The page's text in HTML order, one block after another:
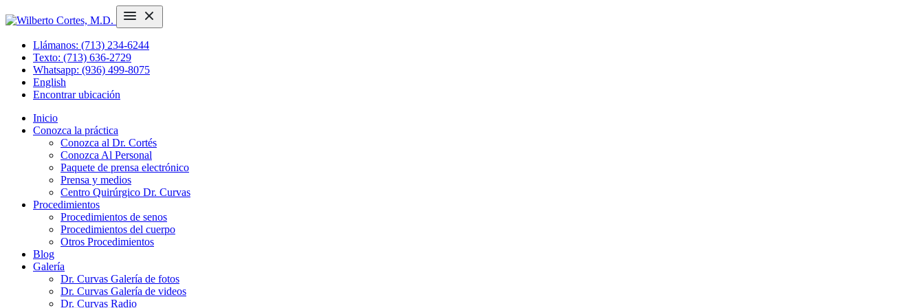
Llámanos: (713) 234-6244
Texto: (713) 636-2729
Whatsapp: (936) 499-8075
English
Encontrar ubicación
Inicio
Conozca la práctica
Conozca al Dr. Cortés
Conozca Al Personal
Paquete de prensa electrónico
Prensa y medios
Centro Quirúrgico Dr. Curvas
Procedimientos
Procedimientos de senos
Procedimientos del cuerpo
Otros Procedimientos
Blog
Galería
Dr. Curvas Galería de fotos
Dr. Curvas Galería de videos
Dr. Curvas Radio